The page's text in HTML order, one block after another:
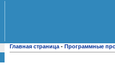
Главная страница - Программные